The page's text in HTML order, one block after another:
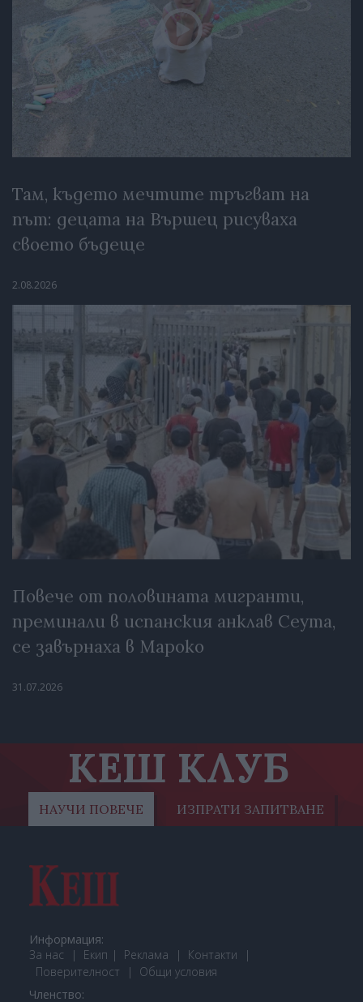
Там, където мечтите тръгват на
път: децата на Вършец рисуваха
своето бъдеще
2.08.2026
Повече от половината мигранти,
преминали в испанския анклав Сеута,
се завърнаха в Мароко
31.07.2026
КЕШ КЛУБ
НАУЧИ ПОВЕЧЕ ИЗПРАТИ ЗАПИТВАНЕ
Информация:
За нас
Екип Реклама
Контакти
Поверителност
Общи условия
Членство: